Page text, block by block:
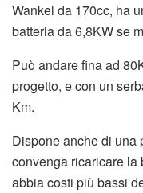
Wankel da 170cc, ha
batteria da 6,8KW se
Può andare fina ad
progetto, e con un
Km.
Dispone anche di una
convenga ricaricare la
abbia costi più bassi